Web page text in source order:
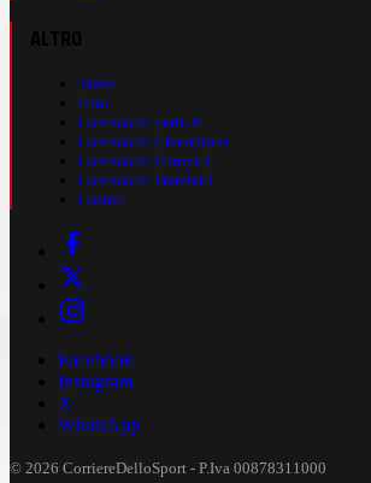
Video
Foto
Calendario Serie A
Calendario Champions
Calendario Europa L.
Calendario Premier L.
Casinò
Facebook
Instagram
X
WhatsApp
© 2026 CorriereDelloSport - P.Iva 00878311000